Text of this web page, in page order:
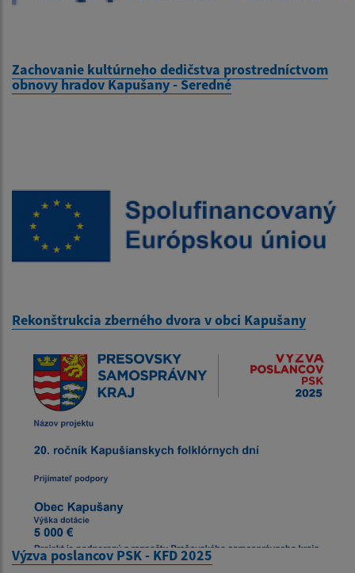
Zachovanie kultúrneho dedičstva prostredníctvom
obnovy hradov Kapušany - Seredné
Rekonštrukcia zberného dvora v obci Kapušany
Výzva poslancov PSK - KFD 2025